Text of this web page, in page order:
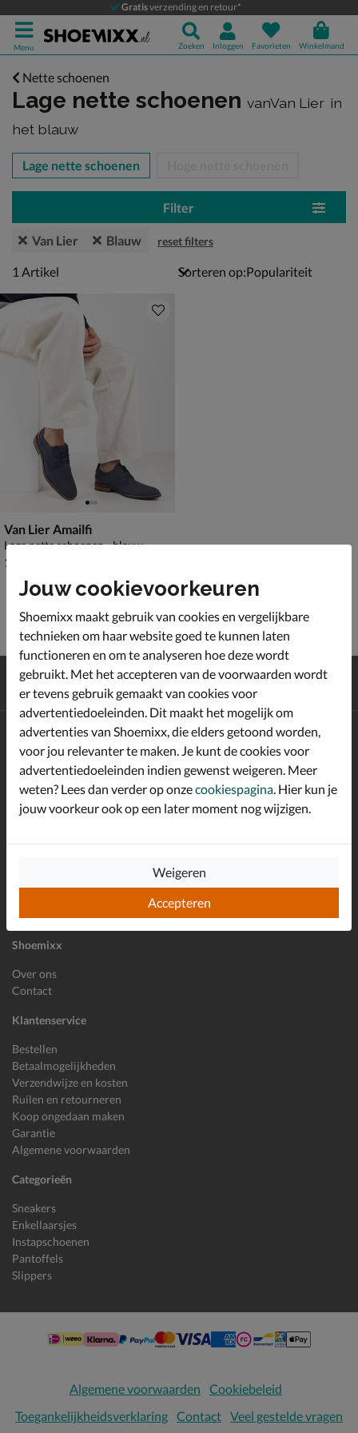
Gratisverzending en retour*
Menu Zoeken Inloggen Favorieten Winkelmand
Nette schoenen
Lage nette schoenen vanVan Lier in
het blauw
over
Lage nette schoenen
Filter
Van Lier Blauw reset filters
1 artikel
1 Artikel Sorteren op:
Van Lier Amailfi
Lage nette schoenen - blauw
€ 189,99
189
Gratisverzending en retour*
Achterafbetalen
Shoemixx
Over ons
Contact
Klantenservice
Bestellen
Betaalmogelijkheden
Verzendwijze en kosten
Ruilen en retourneren
Koop ongedaan maken
Garantie
Algemene voorwaarden
Categorieën
Sneakers
Enkellaarsjes
Instapschoenen
Pantoffels
Slippers
Altijd op de hoogte zijn?
Schrijf je in voor de Shoemixx nieuwsbrief en ontvang €10,-
welkomstkorting!
Inschrijven
Algemene voorwaarden
Cookiebeleid
Toegankelijkheidsverklaring Contact Veel gestelde vragen
Jouw cookievoorkeuren
Shoemixx maakt gebruik van cookies en vergelijkbare
technieken om haar website goed te kunnen laten
functioneren en om te analyseren hoe deze wordt
gebruikt. Met het accepteren van de voorwaarden wordt
er tevens gebruik gemaakt van cookies voor
advertentiedoeleinden. Dit maakt het mogelijk om
advertenties van Shoemixx, die elders getoond worden,
voor jou relevanter te maken. Je kunt de cookies voor
advertentiedoeleinden indien gewenst weigeren. Meer
weten? Lees dan verder op onzecookiespagina. Hier kun je
jouw voorkeur ook op een later moment nog wijzigen.
Accepteren
Weigeren